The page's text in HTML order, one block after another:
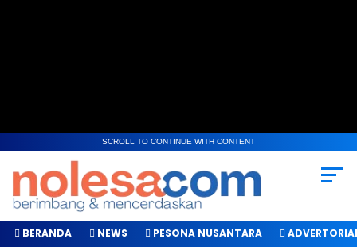
SCROLL TO CONTINUE WITH CONTENT
BERANDA NEWS PESONA NUSANTARA